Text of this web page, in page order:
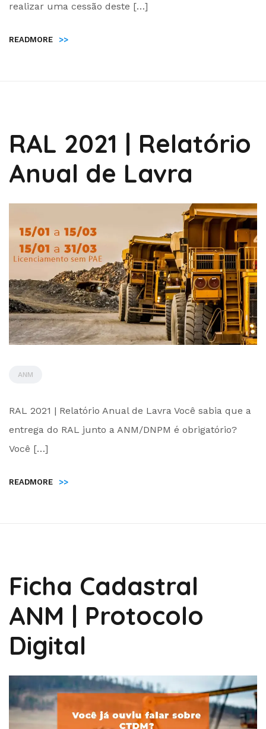
realizar uma cessão deste […]
READMORE >>
RAL 2021 | Relatório
Anual de Lavra
ANM
by
RAL 2021 | Relatório Anual de Lavra Você sabia que a
entrega do RAL junto a ANM/DNPM é obrigatório?
Você […]
READMORE >>
Ficha Cadastral
ANM | Protocolo
Digital